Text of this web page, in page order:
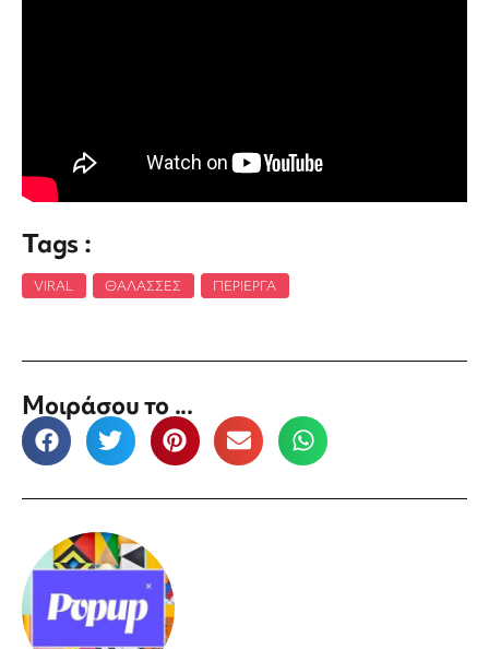
Tags :
VIRAL ΘΆΛΑΣΣΕΣ ΠΕΡΊΕΡΓΑ
Μοιράσου το ...